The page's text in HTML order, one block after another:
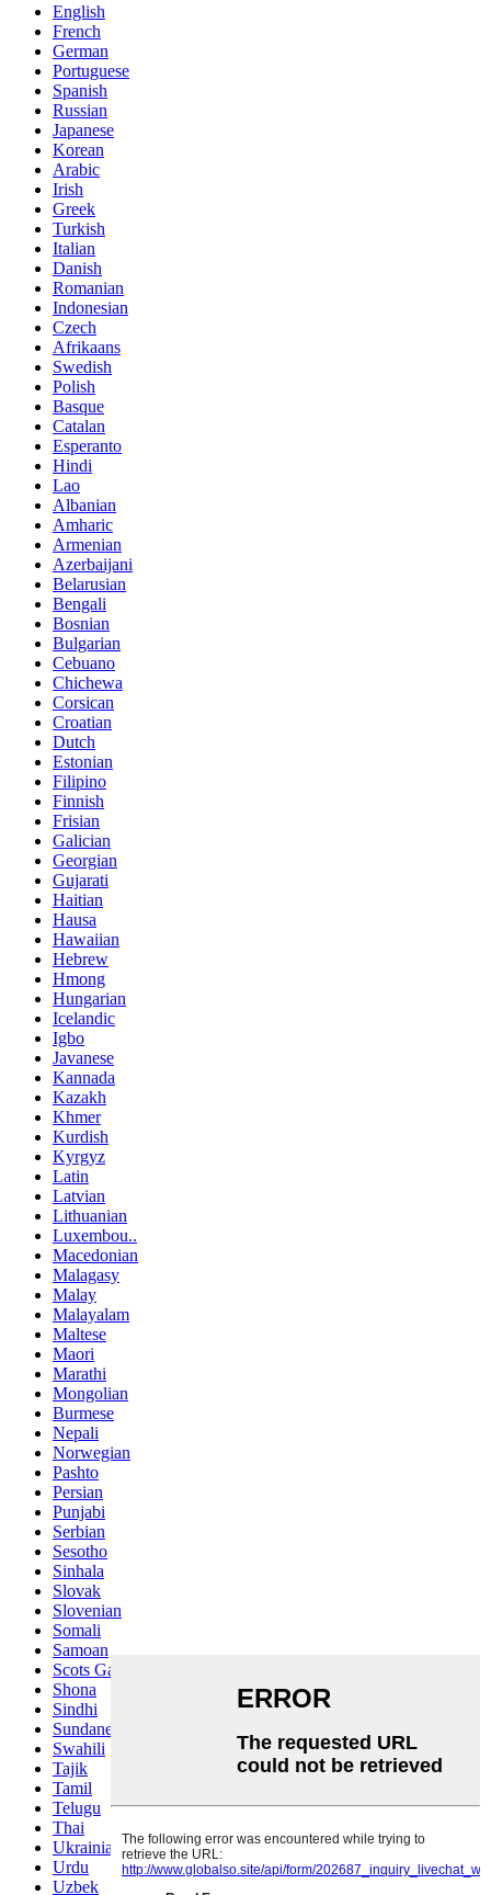
English
French
German
Portuguese
Spanish
Russian
Japanese
Korean
Arabic
Irish
Greek
Turkish
Italian
Danish
Romanian
Indonesian
Czech
Afrikaans
Swedish
Polish
Basque
Catalan
Esperanto
Hindi
Lao
Albanian
Amharic
Armenian
Azerbaijani
Belarusian
Bengali
Bosnian
Bulgarian
Cebuano
Chichewa
Corsican
Croatian
Dutch
Estonian
Filipino
Finnish
Frisian
Galician
Georgian
Gujarati
Haitian
Hausa
Hawaiian
Hebrew
Hmong
Hungarian
Icelandic
Igbo
Javanese
Kannada
Kazakh
Khmer
Kurdish
Kyrgyz
Latin
Latvian
Lithuanian
Luxembou..
Macedonian
Malagasy
Malay
Malayalam
Maltese
Maori
Marathi
Mongolian
Burmese
Nepali
Norwegian
Pashto
Persian
Punjabi
Serbian
Sesotho
Sinhala
Slovak
Slovenian
Somali
Samoan
Scots Gaelic
Shona
Sindhi
Sundanese
Swahili
Tajik
Tamil
Telugu
Thai
Ukrainian
Urdu
Uzbek